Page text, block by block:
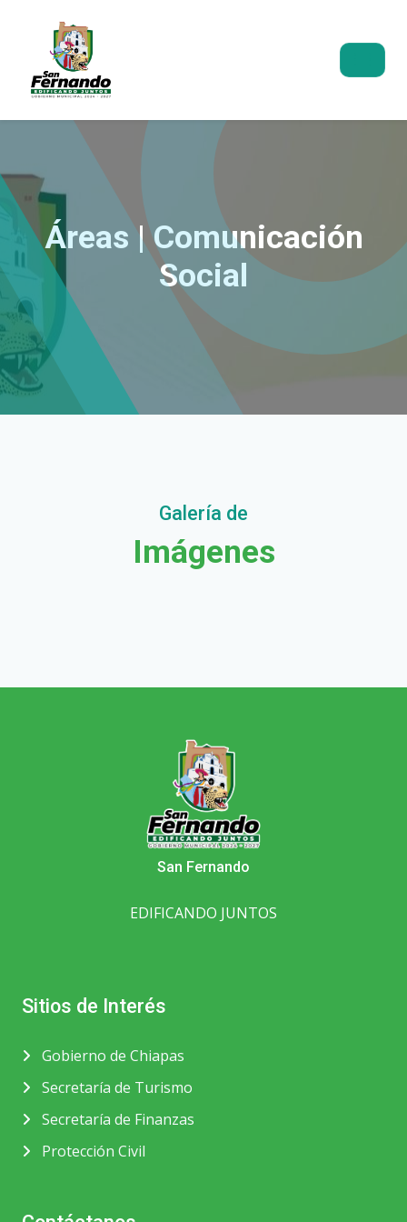
Áreas | Comunicación
Social
Galería de
Imágenes
San Fernando
EDIFICANDO JUNTOS
Sitios de Interés
Gobierno de Chiapas
Secretaría de Turismo
Secretaría de Finanzas
Protección Civil